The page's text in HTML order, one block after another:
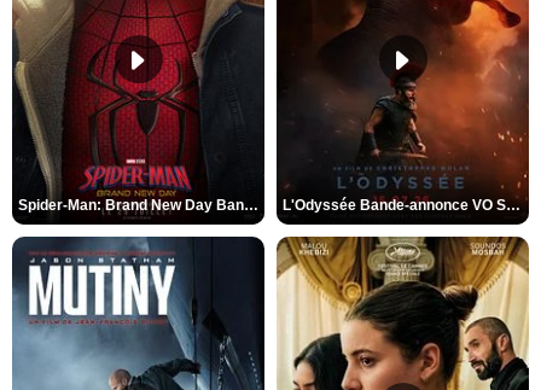
Spider-Man: Brand New Day Bande-annonce VO STFR L'Odyssée Bande-annonce VO STFR